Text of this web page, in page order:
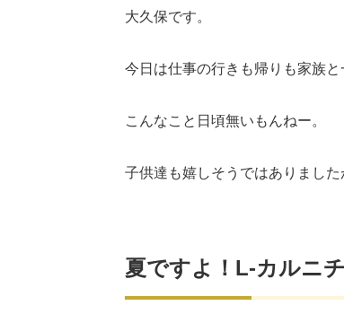
大久保です。
今日は仕事の行きも帰りも家族と
こんなこと日頃無いもんねー。
子供達も嬉しそうではありまし
夏ですよ！L-カルニ